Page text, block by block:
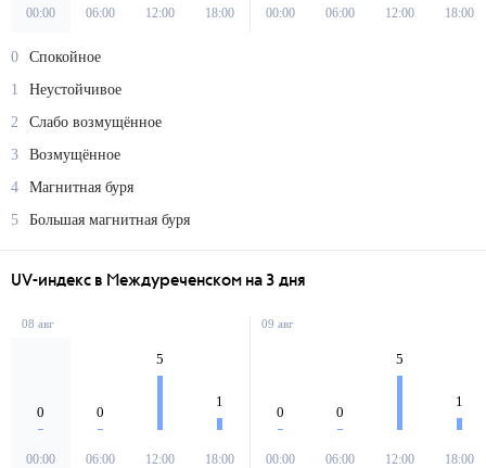
00:00 06:00 12:00 18:00 00:00 06:00 12:00 18:00
0
Спокойное
1
Неустойчивое
2
Слабо возмущённое
3
Возмущённое
4
Магнитная буря
5
Большая магнитная буря
UV-индекс в Междуреченском на 3 дня
08 авг
0
00:00
0
06:00
5
12:00
1
18:00
09 авг
0
00:00
0
06:00
5
12:00
1
18:00